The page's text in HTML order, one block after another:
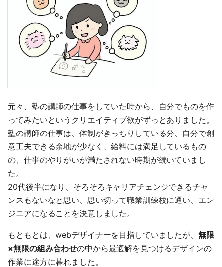
元々、塾の講師の仕事をしていた時から、自分でものを作
ってみたいというクリエイティブ欲がずっとありました。
塾の講師の仕事は、体制がきっちりしている分、自分で創
意工夫できる余地が少なく、給料には満足しているもの
の、仕事のやりがいが満たされない時期が続いていまし
た。
20代後半になり、そろそろキャリアチェンジできるチャ
ンスもないなと思い、思い切って職業訓練校に通い、エン
ジニアになることを決意しました。
もともとは、webデザイナーを目指していましたが、 無限
×無限の組み合わせの中から最適解を見つけるデザインの
作業に途方に暮れました。